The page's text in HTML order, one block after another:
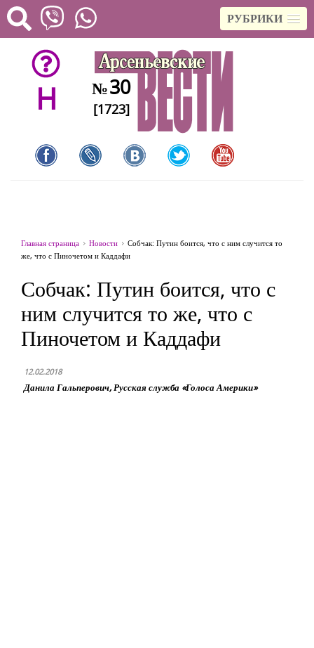
РУБРИКИ
H №30
[1723]
Главная страница Новости
Собчак: Путин боится, что с ним случится то
же, что с Пиночетом и Каддафи
Собчак: Путин боится, что с
ним случится то же, что с
Пиночетом и Каддафи
12.02.2018
Данила Гальперович, Русская служба «Голоса Америки»